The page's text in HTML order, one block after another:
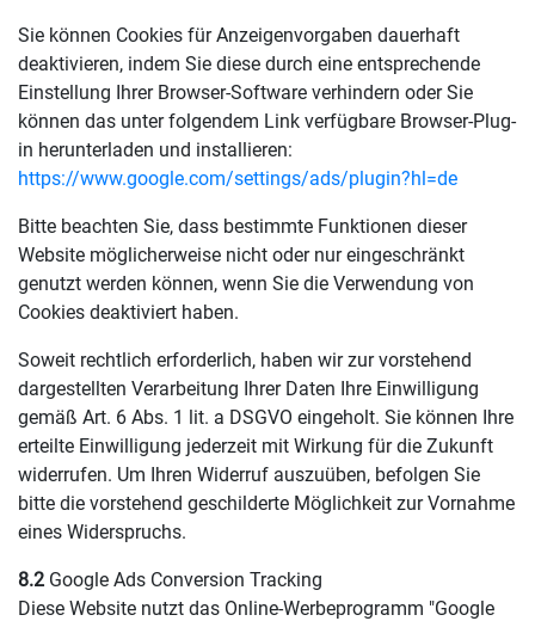
Sie können Cookies für Anzeigenvorgaben dauerhaft
deaktivieren, indem Sie diese durch eine entsprechende
Einstellung Ihrer Browser-Software verhindern oder Sie
können das unter folgendem Link verfügbare Browser-Plug-
in herunterladen und installieren:
https://www.google.com/settings/ads/plugin?hl=de
Bitte beachten Sie, dass bestimmte Funktionen dieser
Website möglicherweise nicht oder nur eingeschränkt
genutzt werden können, wenn Sie die Verwendung von
Cookies deaktiviert haben.
Soweit rechtlich erforderlich, haben wir zur vorstehend
dargestellten Verarbeitung Ihrer Daten Ihre Einwilligung
gemäß Art. 6 Abs. 1 lit. a DSGVO eingeholt. Sie können Ihre
erteilte Einwilligung jederzeit mit Wirkung für die Zukunft
widerrufen. Um Ihren Widerruf auszuüben, befolgen Sie
bitte die vorstehend geschilderte Möglichkeit zur Vornahme
eines Widerspruchs.
8.2 Google Ads Conversion Tracking
Diese Website nutzt das Online-Werbeprogramm "Google